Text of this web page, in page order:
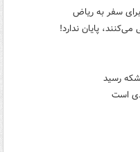
سفر به ریاض
پایان ندارد!
است